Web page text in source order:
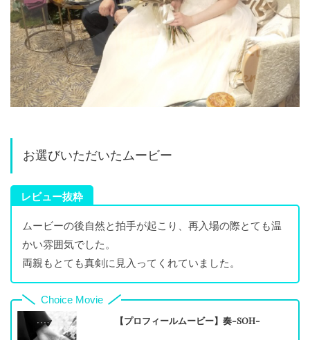
お選びいただいたムービー
レビュー抜粋
ムービーの後自然と拍手が起こり、再入場の際とても温
かい雰囲気でした。
両親もとても真剣に見入ってくれていました。
Choice Movie
【プロフィールムービー】奏-SOH-